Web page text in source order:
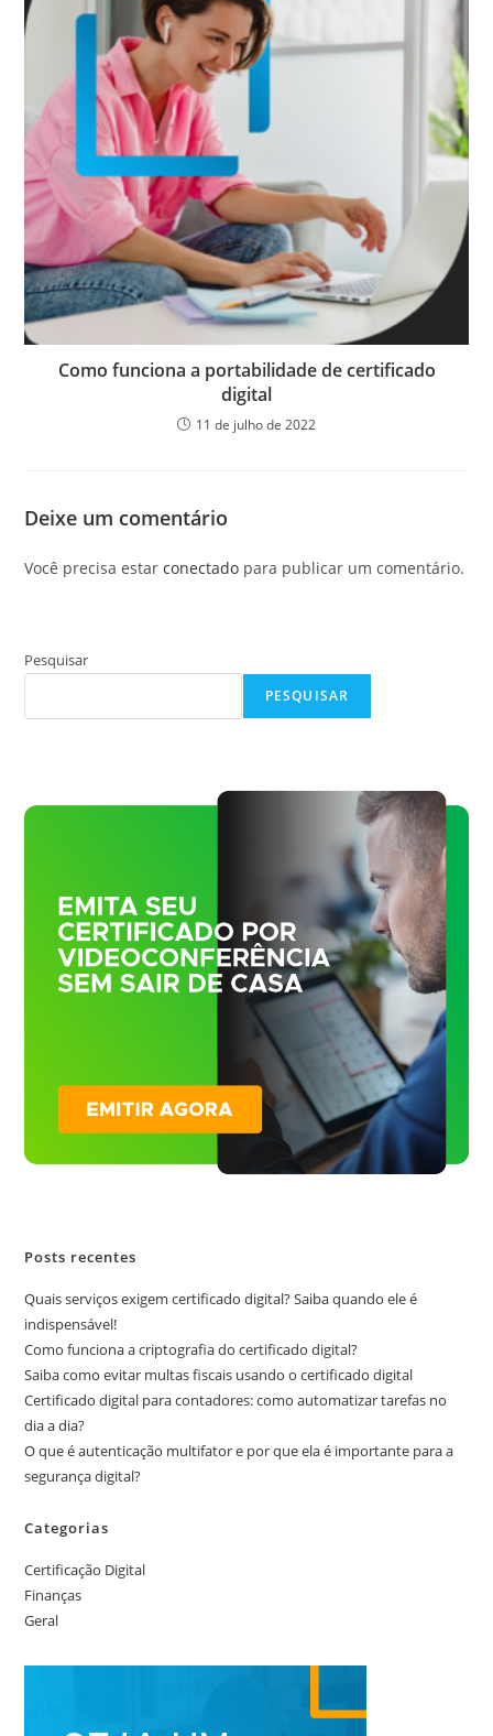
Como funciona a portabilidade de certificado
digital
11 de julho de 2022
Deixe um comentário
Você precisa estarconectado para publicar um comentário.
Pesquisar
PESQUISAR
Posts recentes
Quais serviços exigem certificado digital? Saiba quando ele é
indispensável!
Como funciona a criptografia do certificado digital?
Saiba como evitar multas fiscais usando o certificado digital
Certificado digital para contadores: como automatizar tarefas no
dia a dia?
O que é autenticação multifator e por que ela é importante para a
segurança digital?
Categorias
Certificação Digital
Finanças
Geral